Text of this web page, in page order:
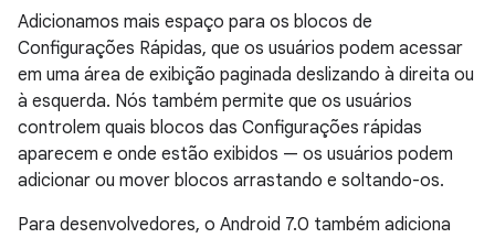
Adicionamos mais espaço para os blocos de
Configurações Rápidas, que os usuários podem acessar
em uma área de exibição paginada deslizando à direita ou
à esquerda. Nós também permite que os usuários
controlem quais blocos das Configurações rápidas
aparecem e onde estão exibidos — os usuários podem
adicionar ou mover blocos arrastando e soltando-os.
Para desenvolvedores, o Android 7.0 também adiciona